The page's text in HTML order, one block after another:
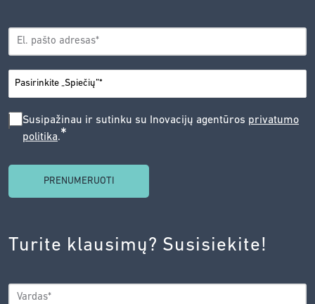
EL.
PAŠTAS*
MIESTAS*
SUSIPAŽINAU
SUTINKU
AGENTŪROS
PRIVATUMO
POLITIKA.*
Susipažinau ir sutinku su Inovacijų agentūros privatumo
politika.*
Turite klausimų? Susisiekite!
VARDAS*